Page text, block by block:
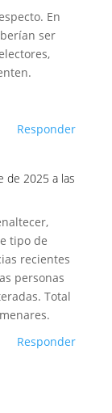
En
ser
Responder
de 2025 a las
tipo de
recientes
personas
Total
Responder